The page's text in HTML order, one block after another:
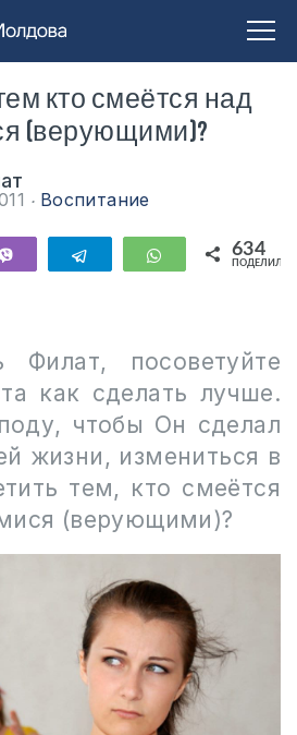
кто смеётся над
(верующими)?
Воспитание
Telegram WhatsApp
634
Филат, посоветуйте
как сделать лучше.
чтобы Он сделал
жизни, измениться в
тем, кто смеётся
(верующими)?